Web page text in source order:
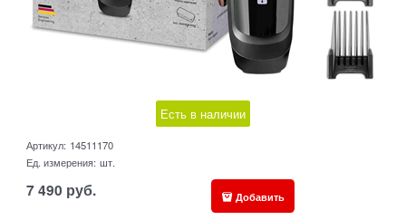
Есть в наличии
Артикул: 14511170
Ед. измерения: шт.
7 490 руб. Добавить